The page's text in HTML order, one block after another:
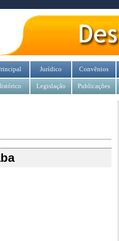
Jurídico Convênios
Legislação Publicações